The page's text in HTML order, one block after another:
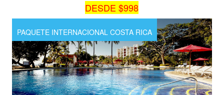
DESDE $998
PAQUETE INTERNACIONAL COSTA RICA